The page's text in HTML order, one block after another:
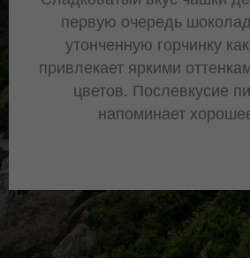
первую очередь
утонченную горчинку
привлекает яркими
цветов. Послевкусие
напоминает